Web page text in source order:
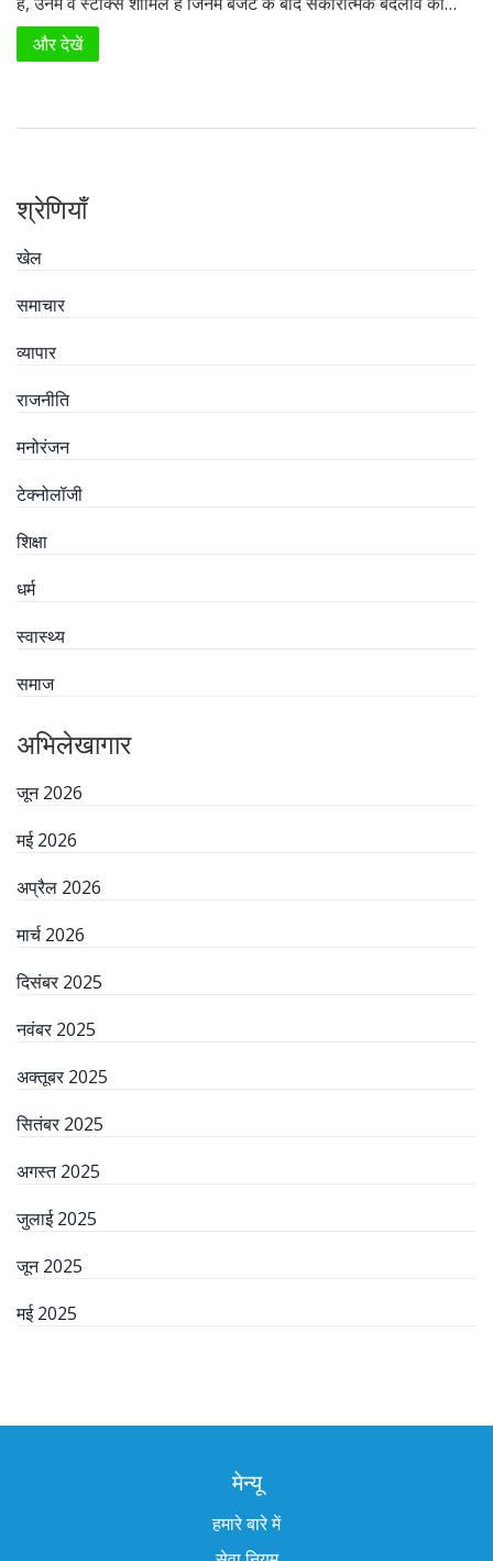
संभावना है। फोकस क्षेत्रों में ग्रामीण आय में वृद्धि, उपभोक्ता खर्च में वृद्धि और
पूंजीगत व्यय शामिल हैं।
और देखें
श्रेणियाँ
खेल
समाचार
व्यापार
राजनीति
मनोरंजन
टेक्नोलॉजी
शिक्षा
धर्म
स्वास्थ्य
समाज
अभिलेखागार
जून 2026
मई 2026
अप्रैल 2026
मार्च 2026
दिसंबर 2025
नवंबर 2025
अक्तूबर 2025
सितंबर 2025
अगस्त 2025
जुलाई 2025
जून 2025
मई 2025
मेन्यू
हमारे बारे में